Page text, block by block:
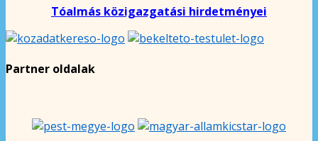
Tóalmás közigazgatási hirdetményei
Partner oldalak